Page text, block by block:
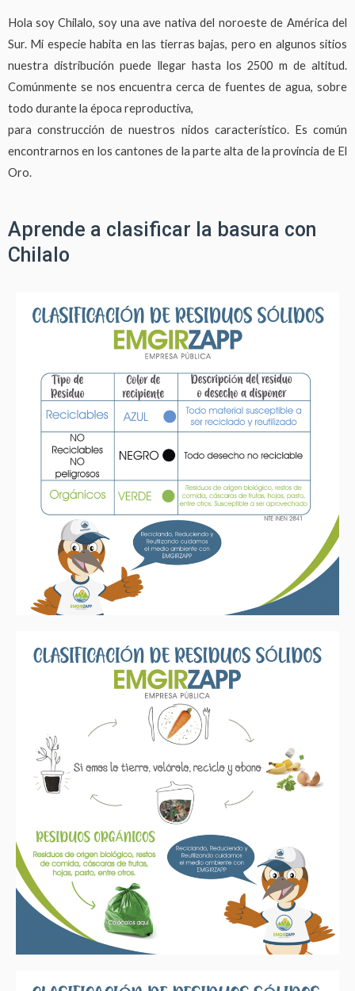
Hola soy Chilalo, soy una ave nativa del noroeste de América del
Sur. Mi especie habita en las tierras bajas, pero en algunos sitios
nuestra distribución puede llegar hasta los 2500 m de altitud.
Comúnmente se nos encuentra cerca de fuentes de agua, sobre
todo durante la época reproductiva,
para construcción de nuestros nidos característico. Es común
encontrarnos en los cantones de la parte alta de la provincia de El
Oro.
Aprende a clasificar la basura con
Chilalo